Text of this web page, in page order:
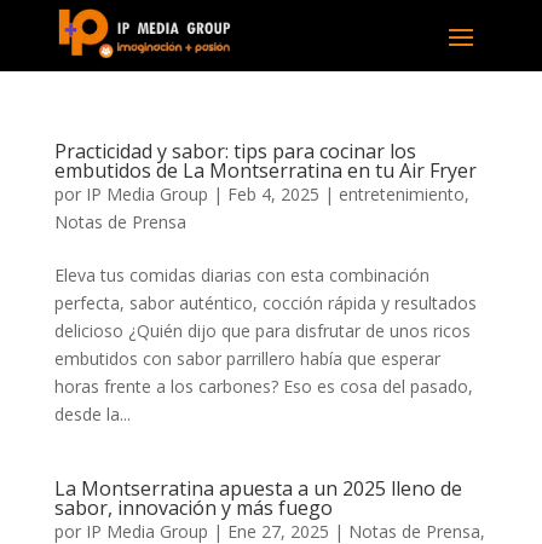
Practicidad y sabor: tips para cocinar los
embutidos de La Montserratina en tu Air Fryer
por IP Media Group | Feb 4, 2025 | entretenimiento,
Notas de Prensa
Eleva tus comidas diarias con esta combinación
perfecta, sabor auténtico, cocción rápida y resultados
delicioso ¿Quién dijo que para disfrutar de unos ricos
embutidos con sabor parrillero había que esperar
horas frente a los carbones? Eso es cosa del pasado,
desde la...
La Montserratina apuesta a un 2025 lleno de
sabor, innovación y más fuego
por IP Media Group | Ene 27, 2025 | Notas de Prensa,